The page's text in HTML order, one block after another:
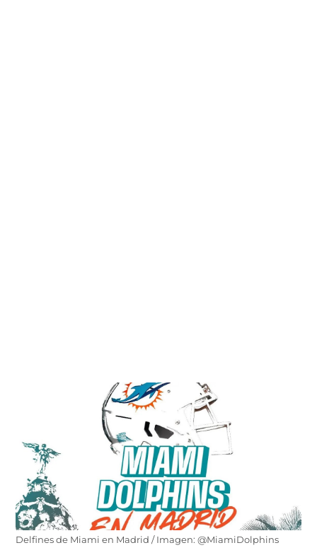
Delfines de Miami en Madrid / Imagen: @MiamiDolphins